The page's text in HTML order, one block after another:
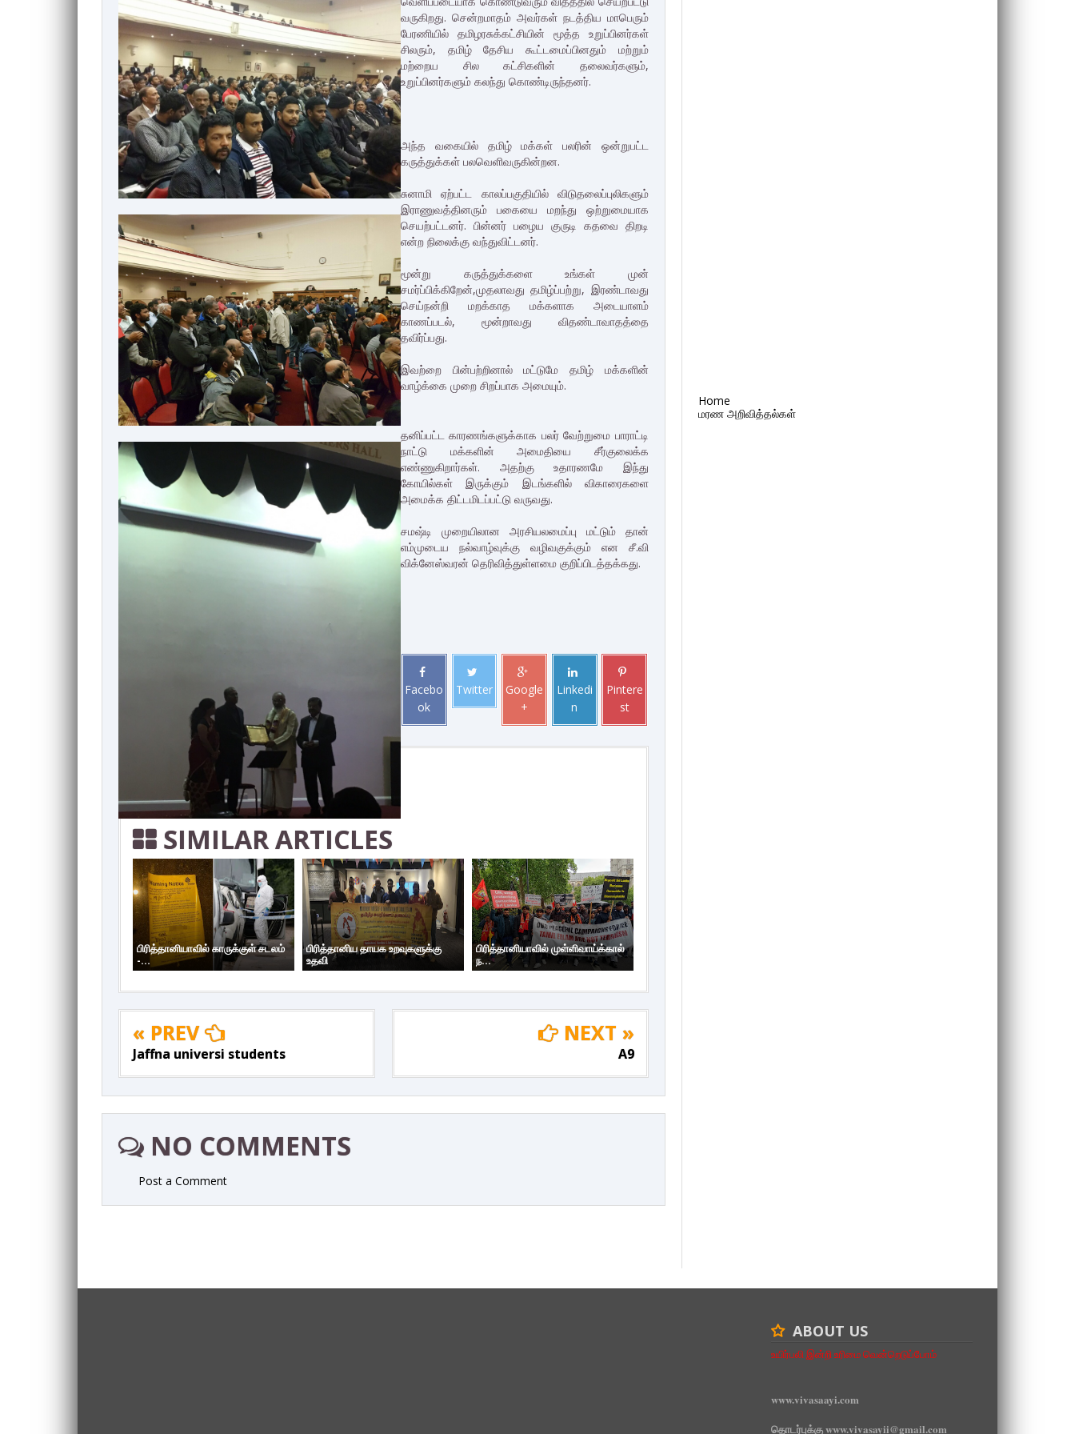
வருகிறது. சென்றமாதம் அவர்கள் நடத்திய மாபெரும்
பேரணியில் தமிழரசுக்கட்சியின் மூத்த உறுப்பினர்கள்
சிலரும், தமிழ் தேசிய கூட்டமைப்பினதும் மற்றும்
மற்றைய சில கட்சிகளின் தலைவர்களும்,
உறுப்பினர்களும் கலந்து கொண்டிருந்தனர்.
அந்த வகையில் தமிழ் மக்கள் பலரின் ஒன்றுபட்ட
கருத்துக்கள் பலவெளிவருகின்றன.
சுனாமி ஏற்பட்ட காலப்பகுதியில் விடுதலைப்புலிகளும்
இராணுவத்தினரும் பகையை மறந்து ஒற்றுமையாக
செயற்பட்டனர். பின்னர் பழைய குருடி கதவை திறடி
என்ற நிலைக்கு வந்துவிட்டனர்.
மூன்று கருத்துக்களை உங்கள் முன்
சமர்ப்பிக்கிறேன்,முதலாவது தமிழ்ப்பற்று, இரண்டாவது
செய்நன்றி மறக்காத மக்களாக அடையாளம்
காணப்படல், மூன்றாவது விதண்டாவாதத்தை
தவிர்ப்பது.
இவற்றை பின்பற்றினால் மட்டுமே தமிழ் மக்களின்
வாழ்க்கை முறை சிறப்பாக அமையும்.
தனிப்பட்ட காரணங்களுக்காக பலர் வேற்றுமை பாராட்டி
நாட்டு மக்களின் அமைதியை சீர்குலைக்க
எண்ணுகிறார்கள். அதற்கு உதாரணமே இந்து
கோயில்கள் இருக்கும் இடங்களில் விகாரைகளை
அமைக்க திட்டமிடப்பட்டு வருவது.
சமஷ்டி முறையிலான அரசியலமைப்பு மட்டும் தான்
எம்முடைய நல்வாழ்வுக்கு வழிவகுக்கும் என சீ.வி
விக்னேஸ்வரன் தெரிவித்துள்ளமை குறிப்பிடத்தக்கது.
Facebo
ok
Twitter
Google
+
Linkedi
n
Pintere
st
SIMILAR ARTICLES
பிரித்தானியாவில் காருக்குள் சடலம்
-...
பிரித்தானிய தாயக உறவுகளுக்கு
உதவி
பிரித்தானியாவில் முள்ளிவாய்க்கால்
ந...
« PREV
Jaffna universi students
NEXT »
A9
NO COMMENTS
Post a Comment
Home
மரண அறிவித்தல்கள்
ABOUT US
உயிர்பலி இன்றி உரிமை வென்றெடுப்போம்
www.vivasaayi.com
தொடர்புக்கு www.vivasayii@gmail.com